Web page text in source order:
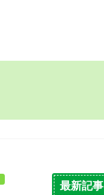
最新記事